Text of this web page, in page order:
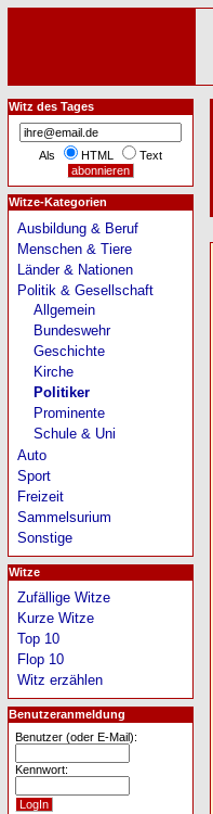
Witz des Tages
Als HTML Text
Witze-Kategorien
Ausbildung & Beruf
Menschen & Tiere
Länder & Nationen
Politik & Gesellschaft
Allgemein
Bundeswehr
Geschichte
Kirche
Politiker
Prominente
Schule & Uni
Auto
Sport
Freizeit
Sammelsurium
Sonstige
Witze
Zufällige Witze
Kurze Witze
Top 10
Flop 10
Witz erzählen
Benutzeranmeldung
Benutzer (oder E-Mail):
Kennwort: